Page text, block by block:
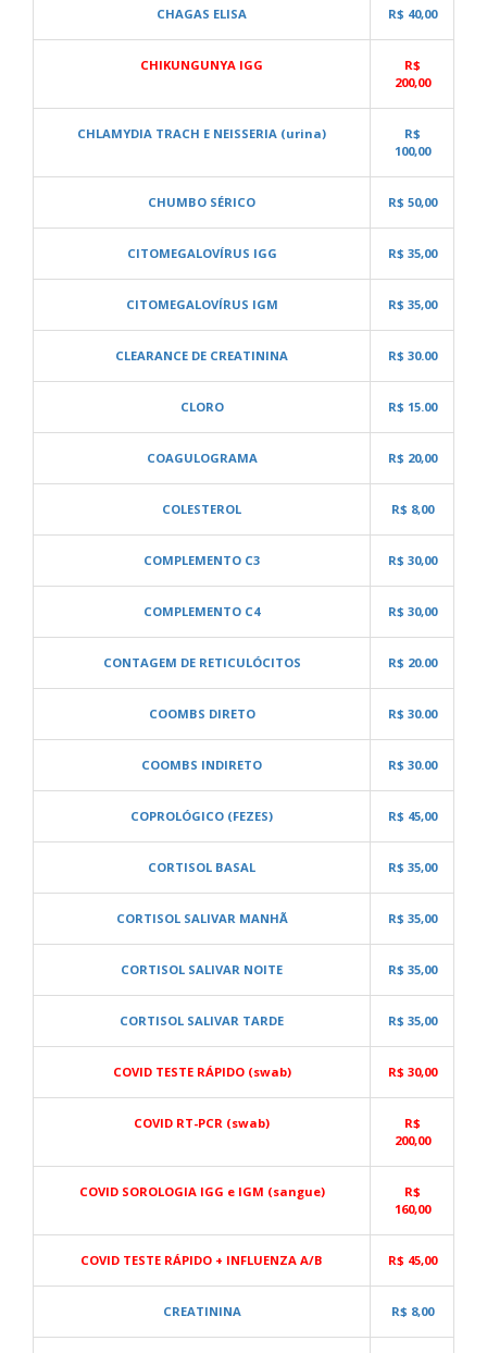
CHAGAS ELISA R$ 40,00
CHIKUNGUNYA IGG
R$
200,00
CHLAMYDIA TRACH E NEISSERIA (urina)
R$
100,00
CHUMBO SÉRICO R$ 50,00
CITOMEGALOVÍRUS IGG R$ 35,00
CITOMEGALOVÍRUS IGM R$ 35,00
CLEARANCE DE CREATININA R$ 30.00
CLORO R$ 15.00
COAGULOGRAMA R$ 20,00
COLESTEROL R$ 8,00
COMPLEMENTO C3 R$ 30,00
COMPLEMENTO C4 R$ 30,00
CONTAGEM DE RETICULÓCITOS R$ 20.00
COOMBS DIRETO R$ 30.00
COOMBS INDIRETO R$ 30.00
COPROLÓGICO (FEZES) R$ 45,00
CORTISOL BASAL R$ 35,00
CORTISOL SALIVAR MANHÃ R$ 35,00
CORTISOL SALIVAR NOITE R$ 35,00
CORTISOL SALIVAR TARDE R$ 35,00
COVID TESTE RÁPIDO (swab) R$ 30,00
COVID RT-PCR (swab)
R$
200,00
COVID SOROLOGIA IGG e IGM (sangue)
R$
160,00
COVID TESTE RÁPIDO + INFLUENZA A/B R$ 45,00
CREATININA R$ 8,00